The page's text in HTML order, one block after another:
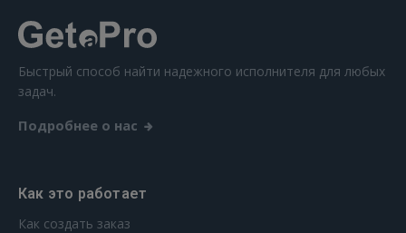
Быстрый способ найти надежного исполнителя для любых
задач.
Подробнее о нас
Как это работает
Как создать заказ